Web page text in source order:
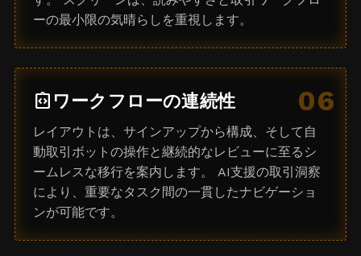
ーの最小限の気晴らしを重視します。
06
integration_instructions ワークフローの連続性
レイアウトは、サインアップから構成、そして自
動取引ボットの操作と継続的なレビューに至るシ
ームレスな移行を案内します。 AI支援の取引洞察
により、重要なタスク間の一貫したナビゲーショ
ンが可能です。